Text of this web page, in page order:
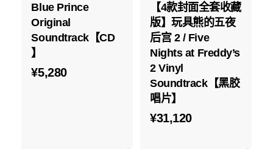
Blue Prince
Original
Soundtrack【CD
】
¥5,280¥
【4款封面全套收藏
版】玩具熊的五夜
后宫 2 / Five
Nights at Freddy’s
2 Vinyl
Soundtrack【黑胶
唱片】
¥31,120¥